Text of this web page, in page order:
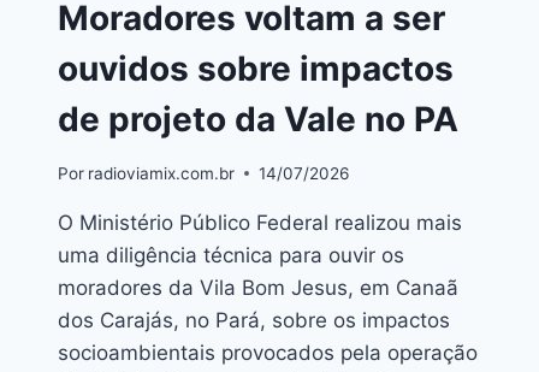
Moradores voltam a ser
ouvidos sobre impactos
de projeto da Vale no PA
Por radioviamix.com.br 14/07/2026
O Ministério Público Federal realizou mais
uma diligência técnica para ouvir os
moradores da Vila Bom Jesus, em Canaã
dos Carajás, no Pará, sobre os impactos
socioambientais provocados pela operação